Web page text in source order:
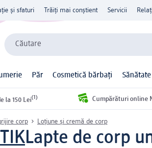
și sfaturi Trăiți mai conștient Servicii
Căutare
Păr Cosmetică bărbați Sănătate
la 150 Lei(1) Cumpărături online
corp Loțiune și cremă de corp
Lapte de corp